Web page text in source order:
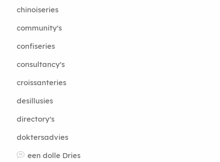
chinoiseries
community's
confiseries
consultancy's
croissanteries
desillusies
directory's
doktersadvies
een dolle Dries